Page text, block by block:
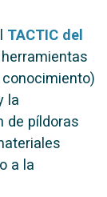
TACTIC del
la
de píldoras
a la